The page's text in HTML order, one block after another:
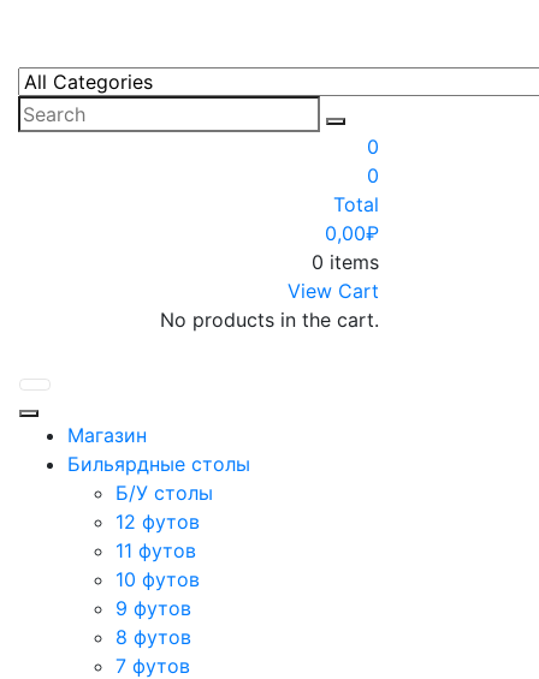
content
0
0
Total
0,00₽
0 items
View Cart
No products in the cart.
Магазин
Бильярдные столы
Б/У столы
12 футов
11 футов
10 футов
9 футов
8 футов
7 футов